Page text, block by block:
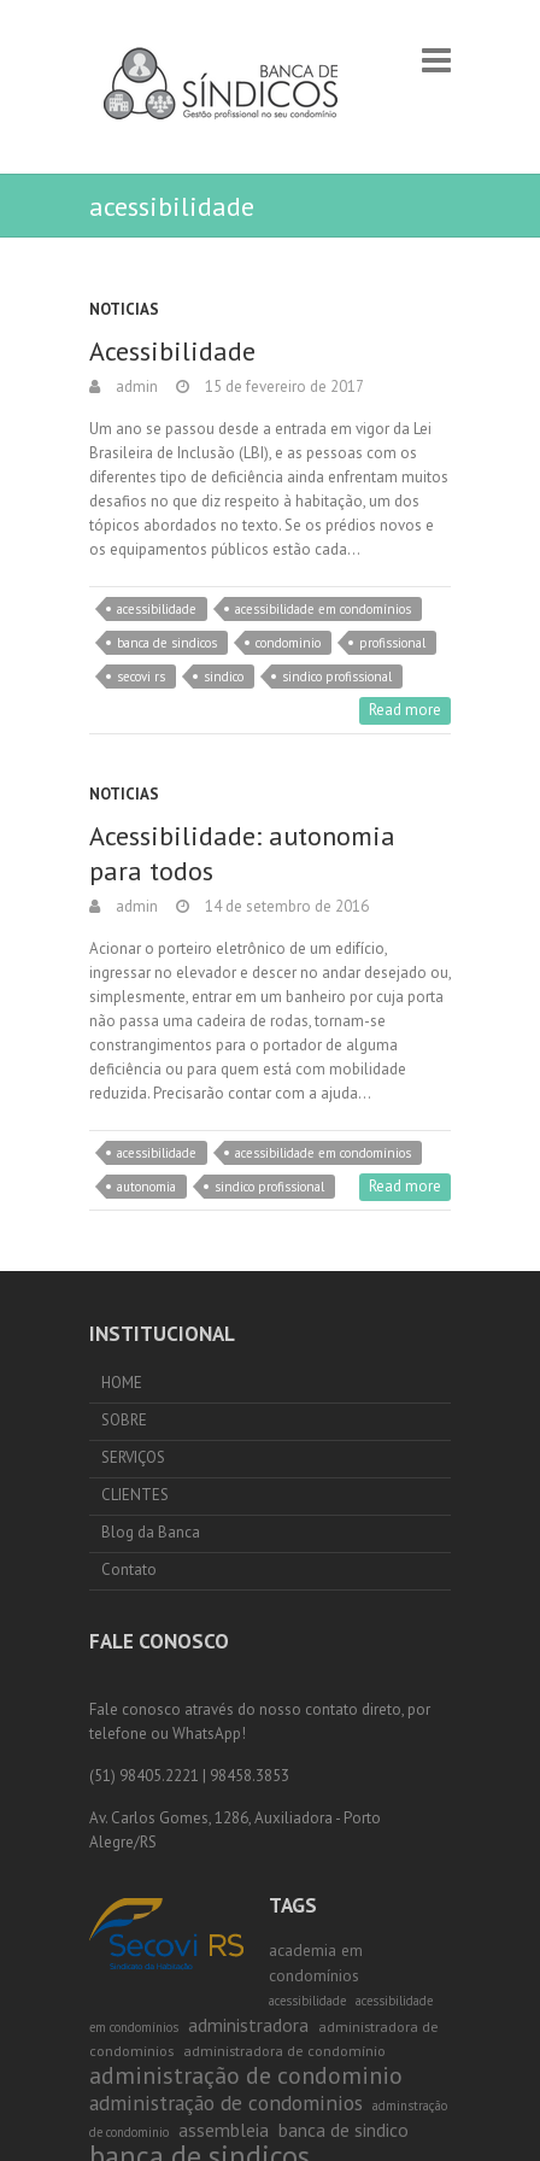
acessibilidade
NOTICIAS
Acessibilidade
admin 15 de fevereiro de 2017
Um ano se passou desde a entrada em vigor da Lei
Brasileira de Inclusão (LBI), e as pessoas com os
diferentes tipo de deficiência ainda enfrentam muitos
desafios no que diz respeito à habitação, um dos
tópicos abordados no texto. Se os prédios novos e
os equipamentos públicos estão cada…
acessibilidade
acessibilidade em condomínios
banca de sindicos
condominio
profissional
secovi rs
sindico sindico profissional
Read more
NOTICIAS
Acessibilidade: autonomia
para todos
admin 14 de setembro de 2016
Acionar o porteiro eletrônico de um edifício,
ingressar no elevador e descer no andar desejado ou,
simplesmente, entrar em um banheiro por cuja porta
não passa uma cadeira de rodas, tornam-se
constrangimentos para o portador de alguma
deficiência ou para quem está com mobilidade
reduzida. Precisarão contar com a ajuda…
acessibilidade
acessibilidade em condomínios
autonomia
sindico profissional Read more
INSTITUCIONAL
HOME
SOBRE
SERVIÇOS
CLIENTES
Blog da Banca
Contato
FALE CONOSCO
Fale conosco através do nosso contato direto, por
telefone ou WhatsApp!
(51) 98405.2221 | 98458.3853
Av. Carlos Gomes, 1286, Auxiliadora - Porto
Alegre/RS
TAGS
academia em
condomínios
acessibilidade acessibilidade
em condomínios
administradora
administradora de
condominios administradora de condomínio
administração de condominio
administração de condominios
adminstração
de condominio
assembleia banca de sindico